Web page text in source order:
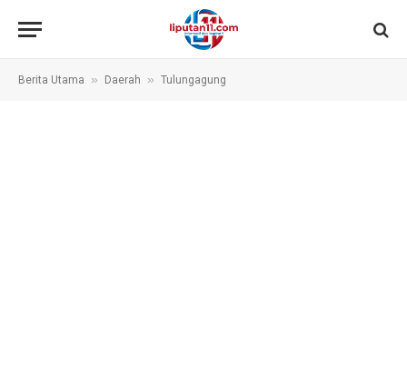
Berita Utama » Daerah » Tulungagung